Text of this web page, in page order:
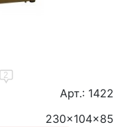
2
Арт.: 1422
230x104x85